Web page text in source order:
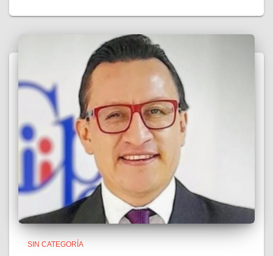
SIN CATEGORÍA